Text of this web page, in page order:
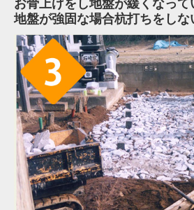
お骨上げをし地盤が緩くなって
地盤が強固な場合杭打ちをしな